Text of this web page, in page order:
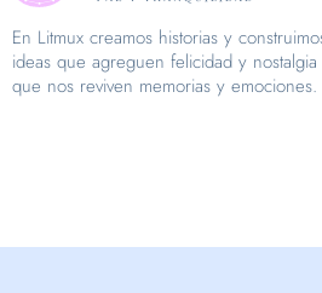
En Litmux creamos historias y
ideas que agreguen felicidad y
que nos reviven memorias y emociones.